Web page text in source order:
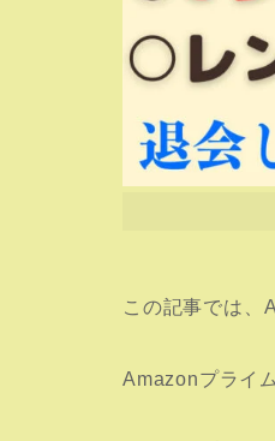
この記事では、
Amazonプライ